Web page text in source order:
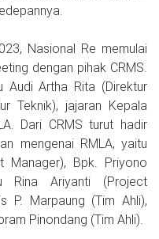
Nasional Re memulai
dengan pihak CRMS.
Audi Artha Rita (Direktur
Teknik), jajaran Kepala
Dari CRMS turut hadir
mengenai RMLA, yaitu
Bpk. Priyono
Rina Ariyanti (Project
P. Marpaung (Tim Ahli),
Pinondang (Tim Ahli).